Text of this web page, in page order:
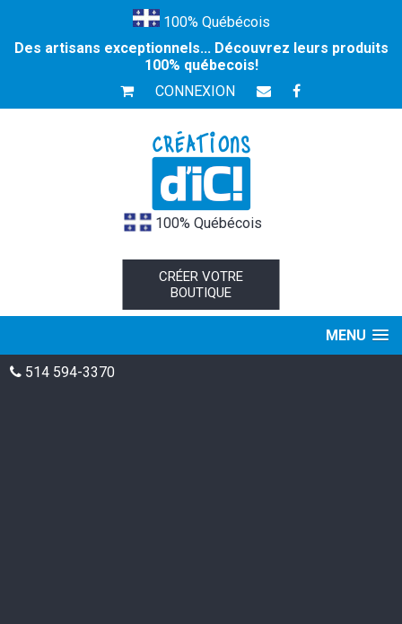
100% Québécois
Des artisans exceptionnels... Découvrez leurs produits
100% québecois!
CONNEXION
100% Québécois
CRÉER VOTRE
BOUTIQUE
MENU
514 594-3370